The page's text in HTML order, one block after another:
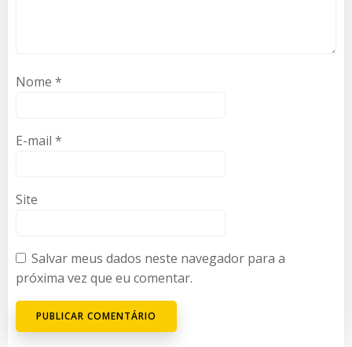
Nome *
E-mail *
Site
Salvar meus dados neste navegador para a
próxima vez que eu comentar.